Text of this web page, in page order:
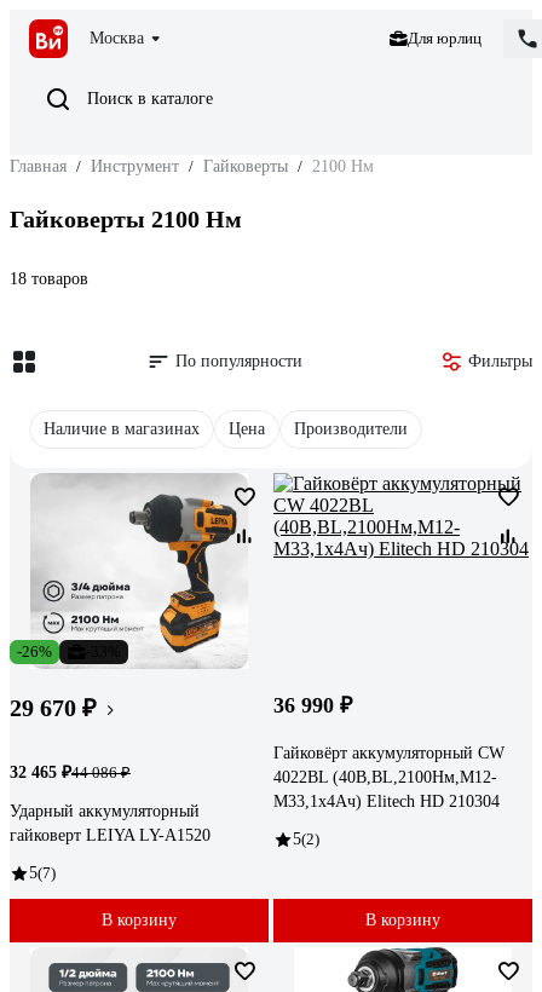
Москва Для юрлиц
Поиск в каталоге
Главная / Инструмент / Гайковерты / 2100 Нм
Гайковерты 2100 Нм
18 товаров
По популярности Фильтры
Наличие в магазинах Цена Производители
-26%
29 670 ₽
32 465 ₽44 086 ₽
Ударный аккумуляторный
гайковерт LEIYA LY-A1520
5(7)
В корзину
36 990 ₽
Гайковёрт аккумуляторный CW
4022BL (40В,BL,2100Нм,М12-
М33,1х4Ач) Elitech HD 210304
5(2)
В корзину